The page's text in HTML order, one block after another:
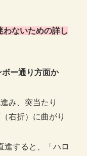
わないための詳し
ー通り方面か
み、突当たり
右折）に曲がり
進すると、「ハロ